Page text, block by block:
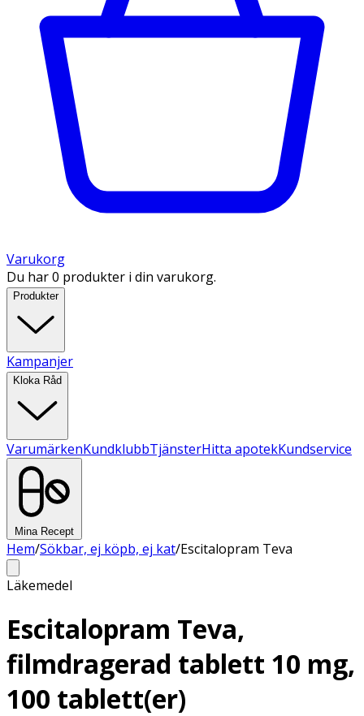
Varukorg
Du har 0 produkter i din varukorg.
Produkter
Kampanjer
Kloka Råd
VarumärkenKundklubbTjänsterHitta apotekKundservice
Mina Recept
Hem/Sökbar, ej köpb, ej kat/Escitalopram Teva
Läkemedel
Escitalopram Teva,
filmdragerad tablett 10 mg,
100 tablett(er)